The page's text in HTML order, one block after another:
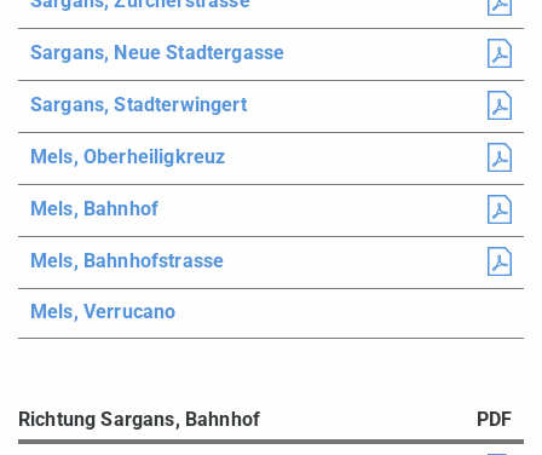
Sargans, Neue Stadtergasse
Sargans, Stadterwingert
Mels, Oberheiligkreuz
Mels, Bahnhof
Mels, Bahnhofstrasse
Mels, Verrucano
Richtung Sargans, Bahnhof PDF